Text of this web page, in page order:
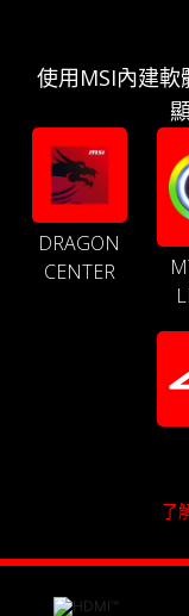
使用MSI內建軟
DRAGON
CENTER
了